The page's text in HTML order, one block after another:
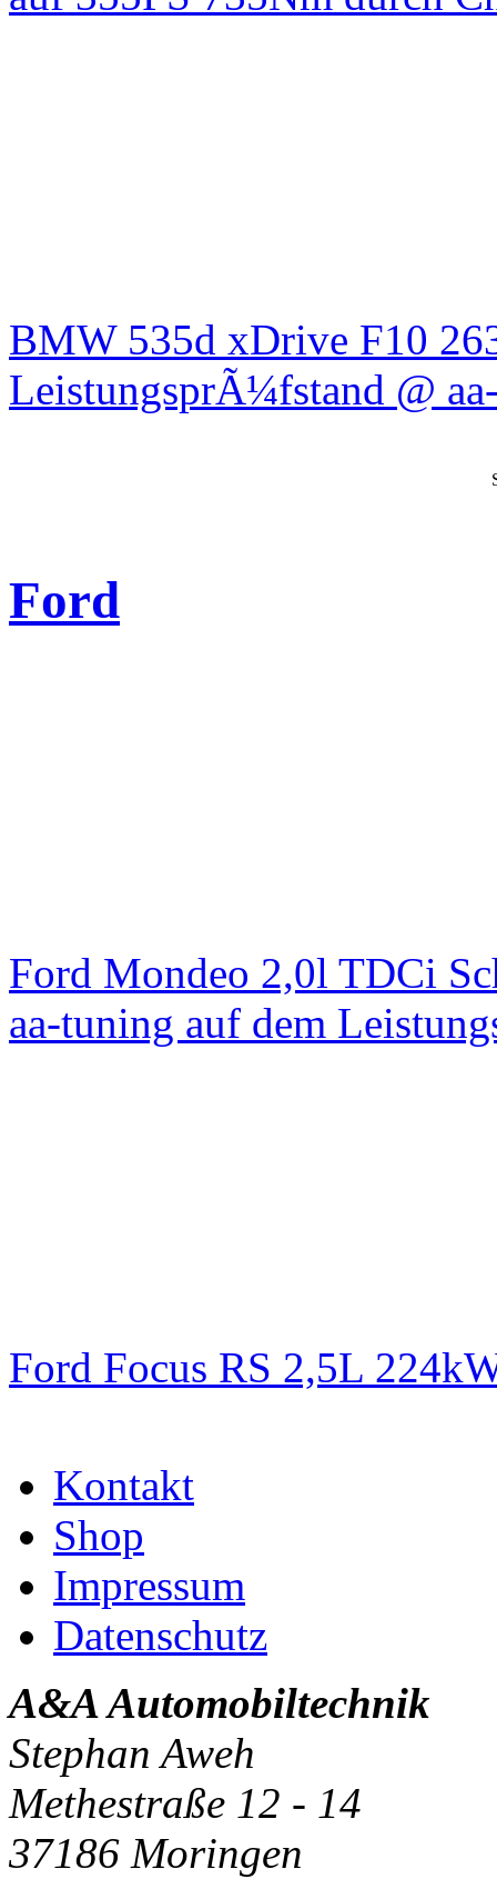
BMW 535d xDrive F10
LeistungsprÃ¼fstand @
Ford
Ford Mondeo 2,0l TDCi
aa-tuning auf dem
Ford Focus RS 2,5L
Kontakt
Shop
Impressum
Datenschutz
A&A Automobiltechnik
Stephan Aweh
Methestraße 12 - 14
37186 Moringen